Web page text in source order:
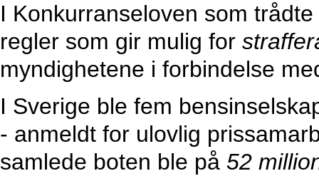
I Konkurranseloven som
regler som gir mulig for
myndighetene i forbindelse
I Sverige ble fem
- anmeldt for ulovlig
samlede boten ble på 52